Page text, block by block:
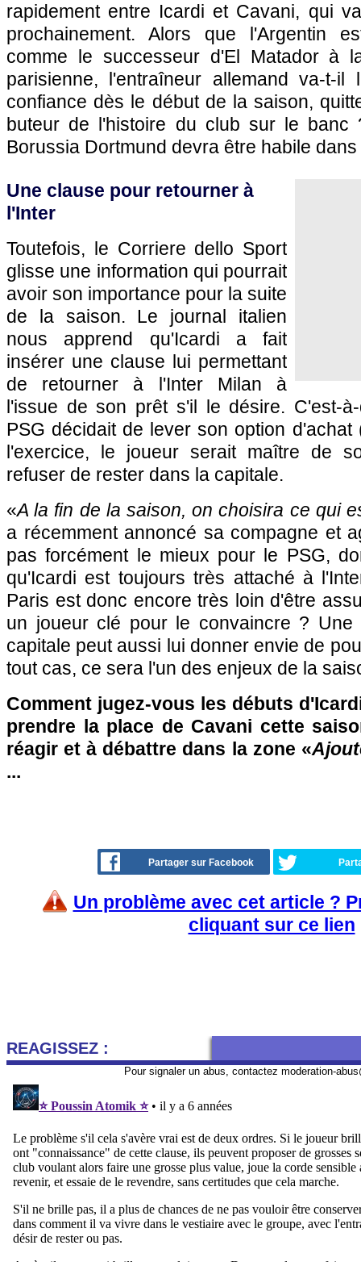
rapidement entre Icardi et Cavani, qui
prochainement. Alors que l'Argentin
comme le successeur d'El Matador à
parisienne, l'entraîneur allemand va-t-
confiance dès le début de la saison,
buteur de l'histoire du club sur le banc
Borussia Dortmund devra être habile
Une clause pour retourner à
l'Inter
Toutefois, le Corriere dello Sport
glisse une information qui pourrait
avoir son importance pour la suite
de la saison. Le journal italien
nous apprend qu'Icardi a fait
insérer une clause lui permettant
de retourner à l'Inter Milan à
l'issue de son prêt s'il le désire. C'est-
PSG décidait de lever son option
l'exercice, le joueur serait maître de
refuser de rester dans la capitale.
«A la fin de la saison, on choisira ce qui
a récemment annoncé sa compagne et
pas forcément le mieux pour le PSG,
qu'Icardi est toujours très attaché à
Paris est donc encore très loin d'être
un joueur clé pour le convaincre ?
capitale peut aussi lui donner envie de
tout cas, ce sera l'un des enjeux de la
Comment jugez-vous les débuts
prendre la place de Cavani cette
réagir et à débattre dans la zone «
...
Partager sur Facebook
Un problème avec cet article ?
cliquant sur ce lien
REAGISSEZ :
Pour signaler un abus, contactez moderation-